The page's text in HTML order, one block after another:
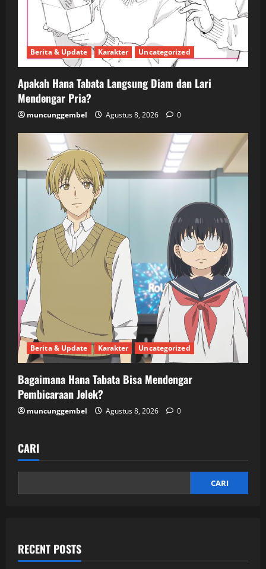
Berita & Update Karakter Uncategorized
Apakah Hana Tabata Langsung Diam dan Lari
Mendengar Pria?
muncunggembel Agustus 8, 2026 0
Berita & Update Karakter Uncategorized
Bagaimana Hana Tabata Bisa Mendengar
Pembicaraan Jelek?
muncunggembel Agustus 8, 2026 0
CARI
CARI
RECENT POSTS